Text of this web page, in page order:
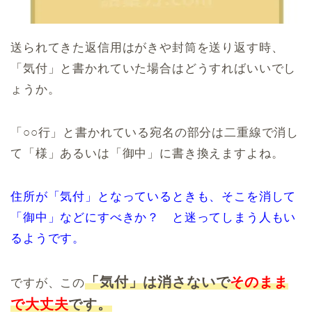
送られてきた返信用はがきや封筒を送り返す時、
「気付」と書かれていた場合はどうすればいいでし
ょうか。
「○○行」と書かれている宛名の部分は二重線で消し
て「様」あるいは「御中」に書き換えますよね。
住所が「気付」となっているときも、そこを消して
「御中」などにすべきか？ と迷ってしまう人もい
るようです。
ですが、この「気付」は消さないでそのまま
で大丈夫です。